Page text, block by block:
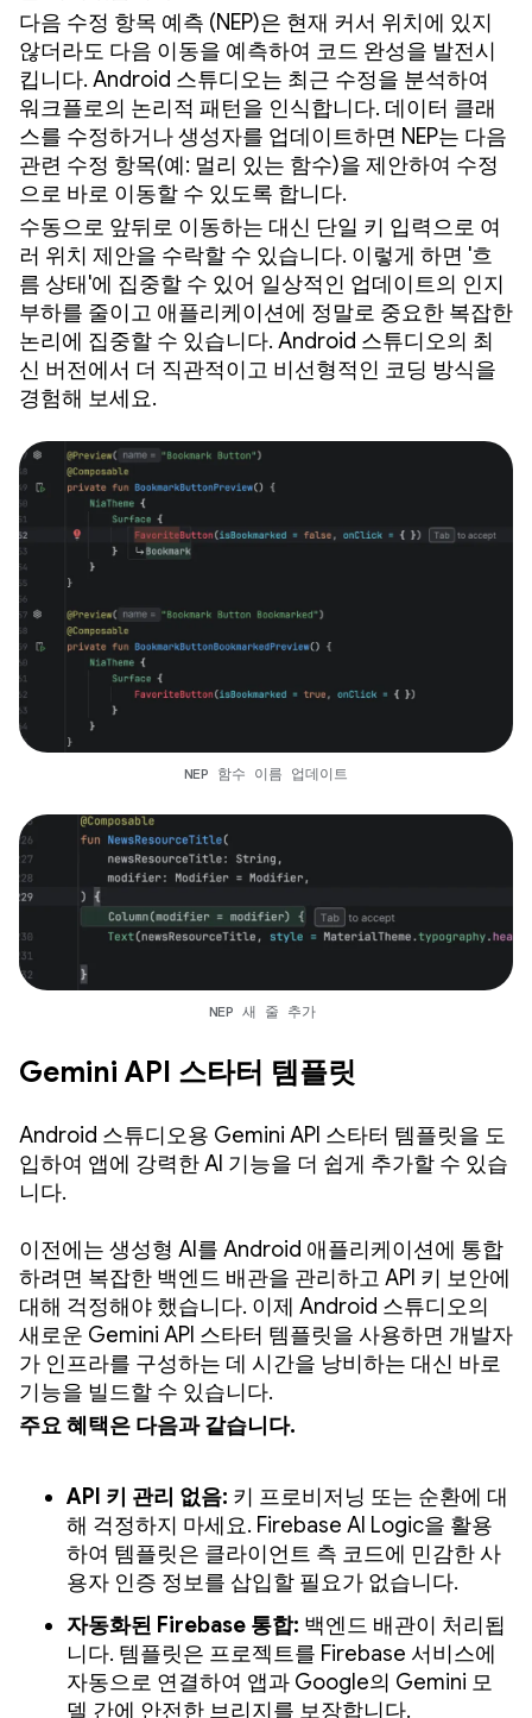
다음 수정 항목 예측 (NEP)은 현재 커서 위치에 있지
않더라도 다음 이동을 예측하여 코드 완성을 발전시
킵니다. Android 스튜디오는 최근 수정을 분석하여
워크플로의 논리적 패턴을 인식합니다. 데이터 클래
스를 수정하거나 생성자를 업데이트하면 NEP는 다음
관련 수정 항목(예: 멀리 있는 함수)을 제안하여 수정
으로 바로 이동할 수 있도록 합니다.
수동으로 앞뒤로 이동하는 대신 단일 키 입력으로 여
러 위치 제안을 수락할 수 있습니다. 이렇게 하면 '흐
름 상태'에 집중할 수 있어 일상적인 업데이트의 인지
부하를 줄이고 애플리케이션에 정말로 중요한 복잡한
논리에 집중할 수 있습니다. Android 스튜디오의 최
신 버전에서 더 직관적이고 비선형적인 코딩 방식을
경험해 보세요.
NEP 함수 이름 업데이트
NEP 새 줄 추가
Gemini API 스타터 템플릿
Android 스튜디오용 Gemini API 스타터 템플릿을 도
입하여 앱에 강력한 AI 기능을 더 쉽게 추가할 수 있습
니다.
이전에는 생성형 AI를 Android 애플리케이션에 통합
하려면 복잡한 백엔드 배관을 관리하고 API 키 보안에
대해 걱정해야 했습니다. 이제 Android 스튜디오의
새로운 Gemini API 스타터 템플릿을 사용하면 개발자
가 인프라를 구성하는 데 시간을 낭비하는 대신 바로
기능을 빌드할 수 있습니다.
주요 혜택은 다음과 같습니다.
API 키 관리 없음: 키 프로비저닝 또는 순환에 대
해 걱정하지 마세요. Firebase AI Logic을 활용
하여 템플릿은 클라이언트 측 코드에 민감한 사
용자 인증 정보를 삽입할 필요가 없습니다.
자동화된 Firebase 통합: 백엔드 배관이 처리됩
니다. 템플릿은 프로젝트를 Firebase 서비스에
자동으로 연결하여 앱과 Google의 Gemini 모
델 간에 안전한 브리지를 보장합니다.